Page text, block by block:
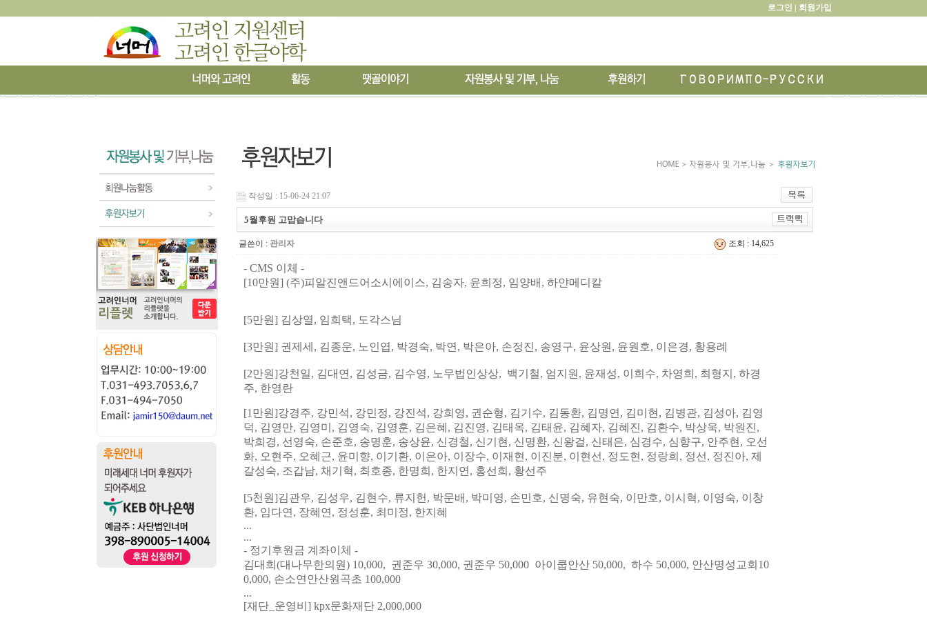
로그인 | 회원가입
작성일 : 15-06-24 21:07
5월후원 고맙습니다
글쓴이 : 관리자 조회 : 14,625
- CMS 이체 -
[10만원] (주)피알진앤드어소시에이스, 김송자, 윤희정, 임양배 , 하얀메디칼
[5만원] 김상열, 임희택, 도각스님
[3만원] 권제세 , 김종운, 노인엽, 박경숙, 박연, 박은아, 손정진, 송영구, 윤상원 , 윤원호, 이은경, 황용례
[2만원]강천일, 김대연 , 김성금, 김수영, 노무법인상상, 백기철, 엄지원 , 윤재성, 이희수, 차영희 , 최형지, 하경
주, 한영란
[1 만원]강경주, 강민석, 강민정, 강진석, 강희영, 권순형, 김기수, 김동환, 김명연, 김미현 , 김병관, 김성아, 김영
덕, 김영만, 김영미, 김영숙, 김영훈, 김은혜, 김진영, 김태옥, 김태윤, 김혜자, 김혜진 , 김환수, 박상욱, 박원진,
박희경, 선영숙, 손준호, 송명훈, 송상윤, 신경철, 신기현 , 신명환, 신왕걸, 신태은, 심경수, 심향구, 안주현 , 오선
화, 오현주, 오혜근, 윤미향, 이기환, 이은아, 이장수, 이재현 , 이진분, 이현선 , 정도현 , 정랑희 , 정선 , 정진아, 제
갈성숙, 조갑남, 채기혁, 최호종, 한명희, 한지연, 홍선희, 황선주
[5천원]김관우, 김성우, 김현수, 류지헌 , 박문배 , 박미영, 손민호, 신명숙, 유현숙, 이만호, 이시혁, 이영숙, 이창
환, 임다연 , 장혜연 , 정성훈, 최미정, 한지혜
...
...
- 정기후원금 계좌이체 -
김대희(대나무한의원) 10,000, 권준우 30,000, 권준우 50,000 아이쿱안산 50,000, 하수 50,000, 안산명성교회10
0,000, 손소연안산원곡초 100,000
...
[재단_운영비] kpx문화재단 2,000,000